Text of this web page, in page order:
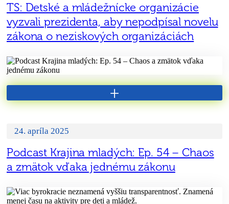
TS: Detské a mládežnícke organizácie
vyzvali prezidenta, aby nepodpísal novelu
zákona o neziskových organizáciách
+
24. apríla 2025
Podcast Krajina mladých: Ep. 54 – Chaos
a zmätok vďaka jednému zákonu